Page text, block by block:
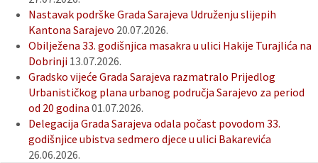
Nastavak podrške Grada Sarajeva Udruženju slijepih
Kantona Sarajevo 20.07.2026.
Obilježena 33. godišnjica masakra u ulici Hakije Turajlića na
Dobrinji 13.07.2026.
Gradsko vijeće Grada Sarajeva razmatralo Prijedlog
Urbanističkog plana urbanog područja Sarajevo za period
od 20 godina 01.07.2026.
Delegacija Grada Sarajeva odala počast povodom 33.
godišnjice ubistva sedmero djece u ulici Bakarevića
26.06.2026.